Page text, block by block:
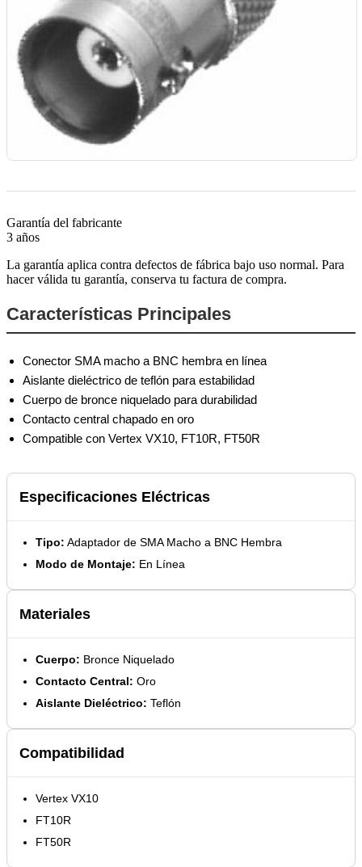
Garantía del fabricante
3 años
La garantía aplica contra defectos de fábrica bajo uso normal. Para
hacer válida tu garantía, conserva tu factura de compra.
Características Principales
Conector SMA macho a BNC hembra en línea
Aislante dieléctrico de teflón para estabilidad
Cuerpo de bronce niquelado para durabilidad
Contacto central chapado en oro
Compatible con Vertex VX10, FT10R, FT50R
Especificaciones Eléctricas
Tipo: Adaptador de SMA Macho a BNC Hembra
Modo de Montaje: En Línea
Materiales
Cuerpo: Bronce Niquelado
Contacto Central: Oro
Aislante Dieléctrico: Teflón
Compatibilidad
Vertex VX10
FT10R
FT50R